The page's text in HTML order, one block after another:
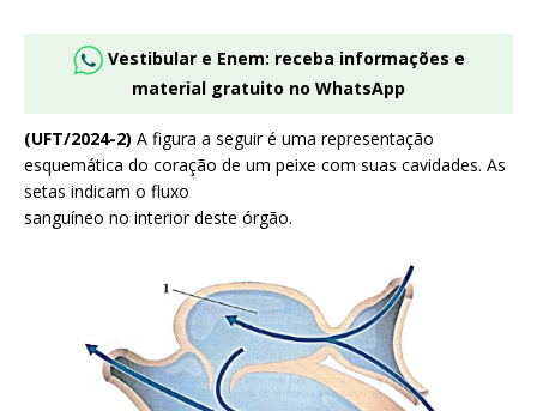
Vestibular e Enem: receba informações e
material gratuito no WhatsApp
(UFT/2024-2) A figura a seguir é uma representação
esquemática do coração de um peixe com suas cavidades. As
setas indicam o fluxo
sanguíneo no interior deste órgão.